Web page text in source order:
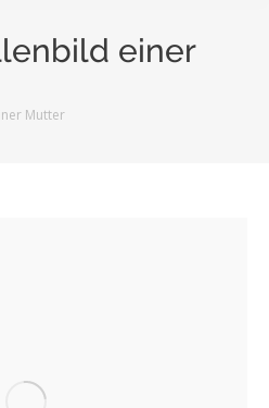
einer
Mutter